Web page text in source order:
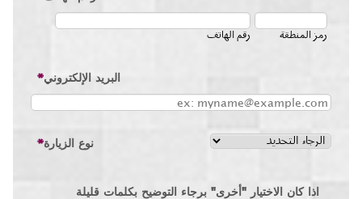
رمز المنطقة رقم الهاتف
البريد الإلكتروني*
نوع الزيارة*
اذا كان الاختيار "أخرى" برجاء التوضيح بكلمات قليلة